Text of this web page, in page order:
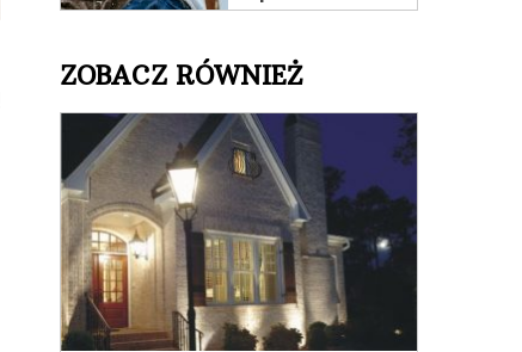
ZOBACZ RÓWNIEŻ